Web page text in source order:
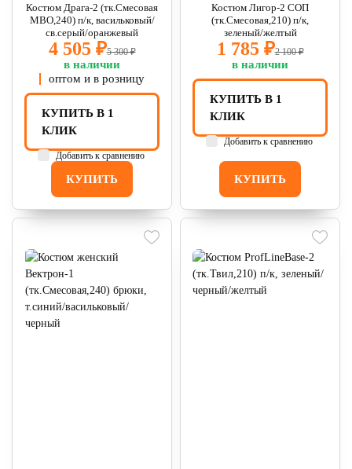
Костюм Драга-2 (тк.Смесовая
МВО,240) п/к, васильковый/
св.серый/оранжевый
4 505 ₽5 300 ₽
в наличии
оптом и в розницу
КУПИТЬ
КУПИТЬ В 1
КЛИК
Добавить к сравнению
Костюм Лигор-2 СОП
(тк.Смесовая,210) п/к,
зеленый/желтый
1 785 ₽2 100 ₽
в наличии
КУПИТЬ
КУПИТЬ В 1
КЛИК
Добавить к сравнению